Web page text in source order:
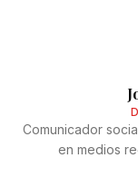
Comunicador
en medios